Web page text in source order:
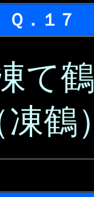
Ｑ．１７
て鶴
凍鶴）